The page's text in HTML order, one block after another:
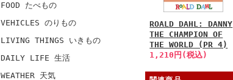
FOOD たべもの
VEHICLES のりもの
LIVING THINGS いきもの
DAILY LIFE 生活
WEATHER 天気
ROALD DAHL: DANNY
THE CHAMPION OF
THE WORLD (PR 4)
1,210円(税込)